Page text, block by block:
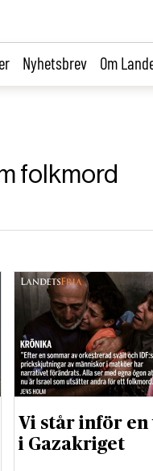
Nyhetsbrev Om
folkmord
Vi står inför
i Gazakriget